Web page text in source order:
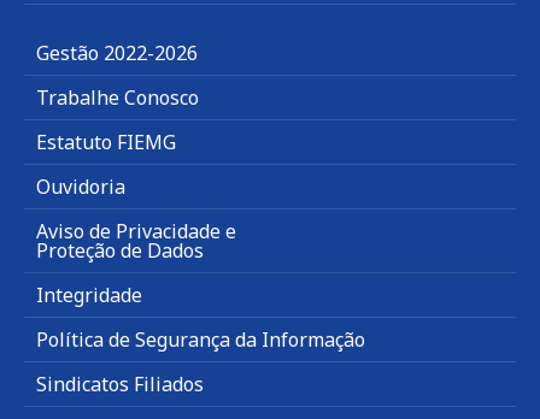
Gestão 2022-2026
Trabalhe Conosco
Estatuto FIEMG
Ouvidoria
Aviso de Privacidade e
Proteção de Dados
Integridade
Política de Segurança da Informação
Sindicatos Filiados